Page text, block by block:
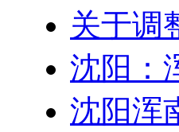
关于调
沈阳：
沈阳浑